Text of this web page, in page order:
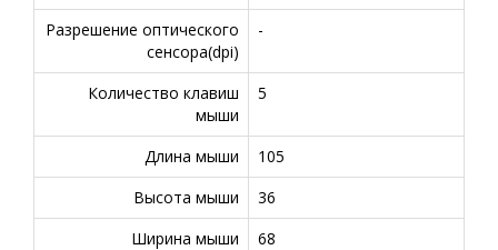
Разрешение оптического
сенсора(dpi)
-
Количество клавиш
мыши
5
Длина мыши
105
Высота мыши
36
Ширина мыши
68